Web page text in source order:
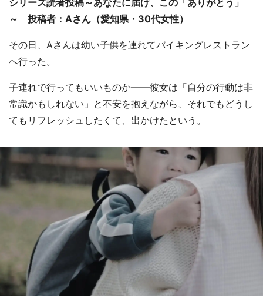
シリーズ読者投稿～あなたに届け、この「ありがとう」
～ 投稿者：Aさん（愛知県・30代女性）
その日、Aさんは幼い子供を連れてバイキングレストラン
へ行った。
子連れで行ってもいいものか――彼女は「自分の行動は非
常識かもしれない」と不安を抱えながら、それでもどうし
てもリフレッシュしたくて、出かけたという。